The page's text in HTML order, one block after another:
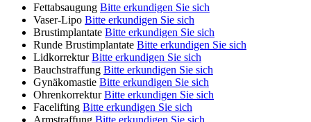
Fettabsaugung Bitte erkundigen Sie sich
Vaser-Lipo Bitte erkundigen Sie sich
Brustimplantate Bitte erkundigen Sie sich
Runde Brustimplantate Bitte erkundigen Sie sich
Lidkorrektur Bitte erkundigen Sie sich
Bauchstraffung Bitte erkundigen Sie sich
Gynäkomastie Bitte erkundigen Sie sich
Ohrenkorrektur Bitte erkundigen Sie sich
Facelifting Bitte erkundigen Sie sich
Armstraffung Bitte erkundigen Sie sich